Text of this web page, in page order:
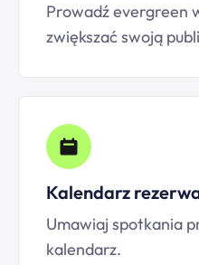
Prowadź evergreen
zwiększać swoją
Kalendarz
Umawiaj spotkania
kalendarz.